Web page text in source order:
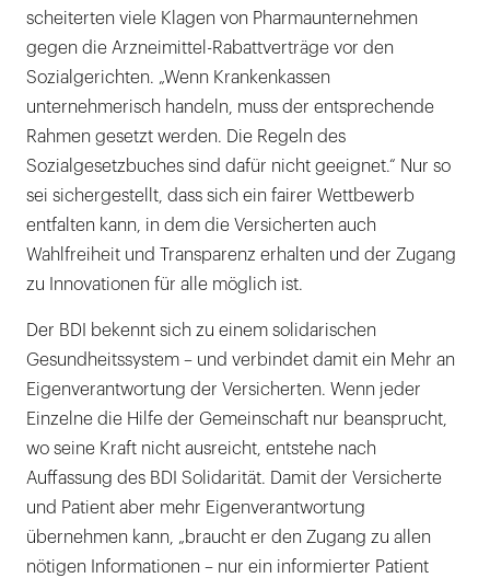
scheiterten viele Klagen von Pharmaunternehmen
gegen die Arzneimittel-Rabattverträge vor den
Sozialgerichten. „Wenn Krankenkassen
unternehmerisch handeln, muss der entsprechende
Rahmen gesetzt werden. Die Regeln des
Sozialgesetzbuches sind dafür nicht geeignet.“ Nur so
sei sichergestellt, dass sich ein fairer Wettbewerb
entfalten kann, in dem die Versicherten auch
Wahlfreiheit und Transparenz erhalten und der Zugang
zu Innovationen für alle möglich ist.
Der BDI bekennt sich zu einem solidarischen
Gesundheitssystem – und verbindet damit ein Mehr an
Eigenverantwortung der Versicherten. Wenn jeder
Einzelne die Hilfe der Gemeinschaft nur beansprucht,
wo seine Kraft nicht ausreicht, entstehe nach
Auffassung des BDI Solidarität. Damit der Versicherte
und Patient aber mehr Eigenverantwortung
übernehmen kann, „braucht er den Zugang zu allen
nötigen Informationen – nur ein informierter Patient